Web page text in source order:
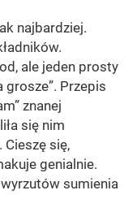
najbardziej.
ale jeden prosty
Przepis
znanej
się nim
się,
genialnie.
sumienia